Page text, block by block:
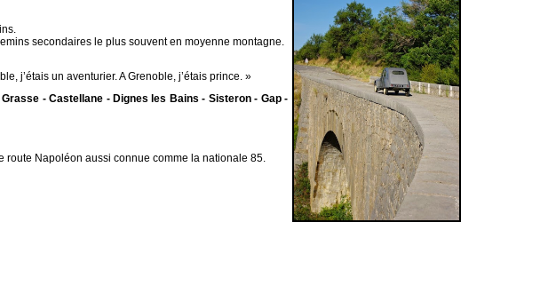
secondaires le plus souvent en moyenne montagne.
j’étais un aventurier. A Grenoble, j’étais prince. »
- Castellane - Dignes les Bains - Sisteron - Gap -
route Napoléon aussi connue comme la nationale 85.